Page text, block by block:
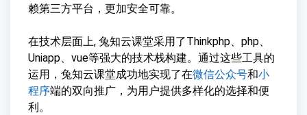
赖第三方平台，更加安全可靠。
在技术层面上, 兔知云课堂采用了Thinkphp、php、
Uniapp、vue等强大的技术栈构建。通过这些工具的
运用，兔知云课堂成功地实现了在微信公众号和小
程序端的双向推广，为用户提供多样化的选择和便
利。